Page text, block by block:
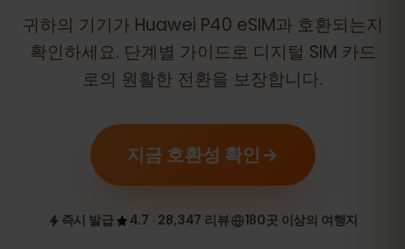
귀하의 기기가 Huawei P40 eSIM과 호환되는지
확인하세요. 단계별 가이드로 디지털 SIM 카드
로의 원활한 전환을 보장합니다.
지금 호환성 확인
즉시 발급 4.7 · 28,347 리뷰 180곳 이상의 여행지